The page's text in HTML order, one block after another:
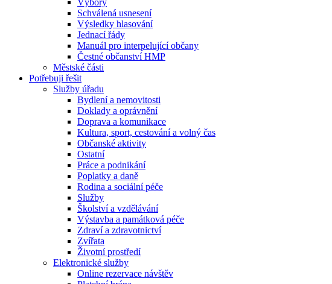
Výbory
Schválená usnesení
Výsledky hlasování
Jednací řády
Manuál pro interpelující občany
Čestné občanství HMP
Městské části
Potřebuji řešit
Služby úřadu
Bydlení a nemovitosti
Doklady a oprávnění
Doprava a komunikace
Kultura, sport, cestování a volný čas
Občanské aktivity
Ostatní
Práce a podnikání
Poplatky a daně
Rodina a sociální péče
Služby
Školství a vzdělávání
Výstavba a památková péče
Zdraví a zdravotnictví
Zvířata
Životní prostředí
Elektronické služby
Online rezervace návštěv